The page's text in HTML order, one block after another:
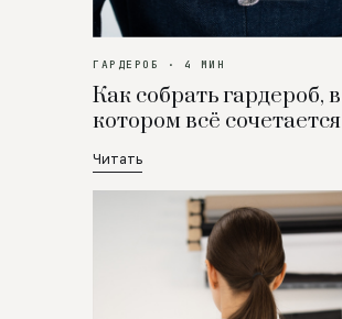
ГАРДЕРОБ · 4 МИН
Как собрать гардероб, в
котором всё сочетается
Читать